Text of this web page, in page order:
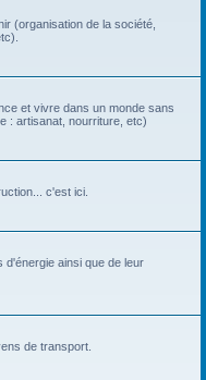
(organisation de la société,
et vivre dans un monde sans
: artisanat, nourriture, etc)
c'est ici.
ainsi que de leur
de transport.